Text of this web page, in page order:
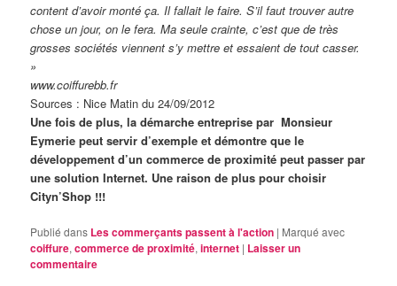
content d’avoir monté ça. Il fallait le faire. S’il faut trouver autre
chose un jour, on le fera. Ma seule crainte, c’est que de très
grosses sociétés viennent s’y mettre et essaient de tout casser.
»
www.coiffurebb.fr
Sources : Nice Matin du 24/09/2012
Une fois de plus, la démarche entreprise par Monsieur
Eymerie peut servir d’exemple et démontre que le
développement d’un commerce de proximité peut passer par
une solution Internet. Une raison de plus pour choisir
Cityn’Shop !!!
Publié dans Les commerçants passent à l'action | Marqué avec
coiffure,commerce de proximité,internet | Laisser un
commentaire